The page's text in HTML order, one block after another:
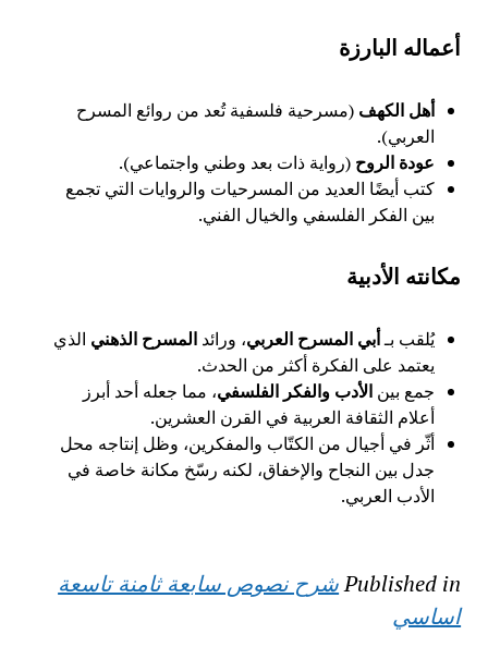
أعماله البارزة
أهل الكهف (مسرحية فلسفية تُعد من روائع المسرح
العربي).
عودة الروح (رواية ذات بعد وطني واجتماعي).
كتب أيضًا العديد من المسرحيات والروايات التي تجمع
بين الفكر الفلسفي والخيال الفني.
مكانته الأدبية
يُلقب بـأبي المسرح العربي، ورائد المسرح الذهني الذي
يعتمد على الفكرة أكثر من الحدث.
جمع بين الأدب والفكر الفلسفي، مما جعله أحد أبرز
أعلام الثقافة العربية في القرن العشرين.
أثّر في أجيال من الكتّاب والمفكرين، وظل إنتاجه محل
جدل بين النجاح والإخفاق، لكنه رسّخ مكانة خاصة في
الأدب العربي.
Published inشرح نصوص سابعة ثامنة تاسعة
اساسي